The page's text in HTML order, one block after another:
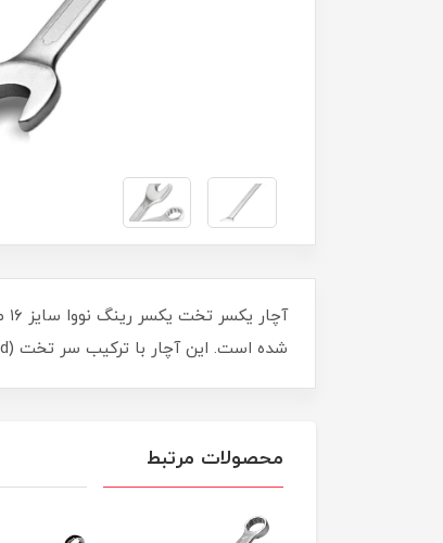
شده است. این آچار با ترکیب سر تخت (Open End) و سر رینگ (Box End)، انعطاف‌پذیری و کارایی بالایی را در اختیار کاربران قرار می‌دهد.
محصولات مرتبط